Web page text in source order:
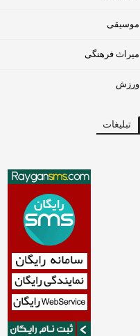
موسیقی
میراث فرهنگی
ورزش
تبلیغات